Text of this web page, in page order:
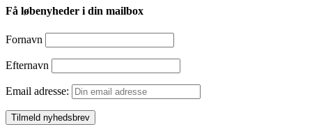
Få løbenyheder i din mailbox
Fornavn
Efternavn
Email adresse: